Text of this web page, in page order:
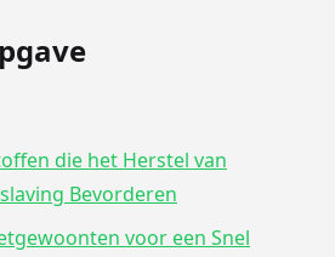
die het Herstel van
Bevorderen
voor een Snel